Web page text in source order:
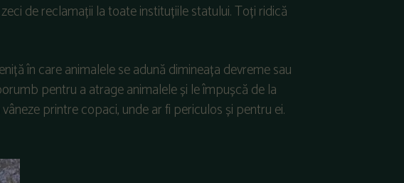
de reclamații la toate instituțiile statului. Toți ridică
în care animalele se adună dimineața devreme sau
pentru a atrage animalele și le împușcă de la
printre copaci, unde ar fi periculos și pentru ei.